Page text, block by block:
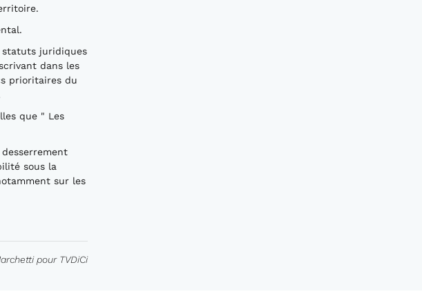
statuts juridiques
dans les
prioritaires du
que " Les
sous la
sur les
pour TVDiCi